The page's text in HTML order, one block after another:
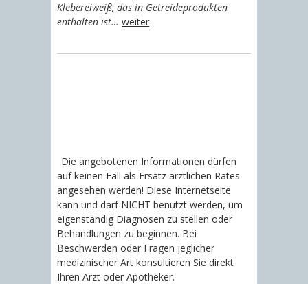
Klebereiweiß, das in Getreideprodukten
enthalten ist… weiter
Die angebotenen Informationen dürfen
auf keinen Fall als Ersatz ärztlichen Rates
angesehen werden! Diese Internetseite
kann und darf NICHT benutzt werden, um
eigenständig Diagnosen zu stellen oder
Behandlungen zu beginnen. Bei
Beschwerden oder Fragen jeglicher
medizinischer Art konsultieren Sie direkt
Ihren Arzt oder Apotheker.